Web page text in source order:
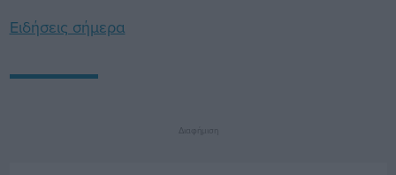
Ειδήσεις σήμερα
Διαφήμιση